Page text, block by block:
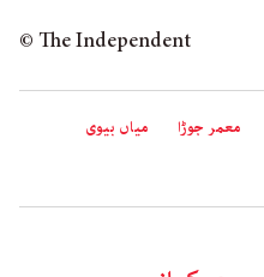
© The Independent
معمر جوڑا
میاں بیوی